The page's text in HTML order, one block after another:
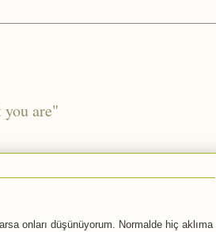
you are"
onları düşünüyorum. Normalde hiç aklıma